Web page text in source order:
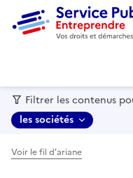
Filtrer les contenus
les sociétés
Voir le fil d'ariane